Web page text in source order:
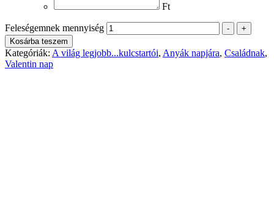
Ft
Feleségemnek mennyiség -
+
Kosárba teszem
Kategóriák: A világ legjobb...kulcstartói, Anyák napjára, Családnak,
Valentin nap